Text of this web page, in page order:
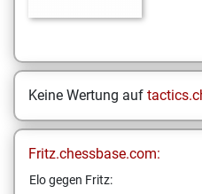
Keine Wertung auf
Fritz.chessbase.com:
Elo gegen Fritz: